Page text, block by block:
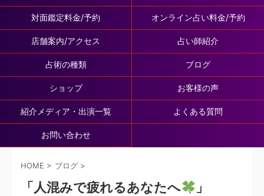
対面鑑定料金/予約 オンライン占い料金/予約
店舗案内/アクセス 占い師紹介
占術の種類 ブログ
ショップ お客様の声
紹介メディア・出演一覧 よくある質問
お問い合わせ
HOME > ブログ >
「人混みで疲れるあなたへ 」